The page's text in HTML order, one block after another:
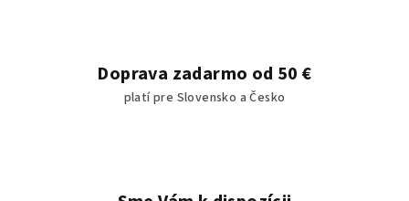
i
s
Doprava zadarmo od 50 €
platí pre Slovensko a Česko